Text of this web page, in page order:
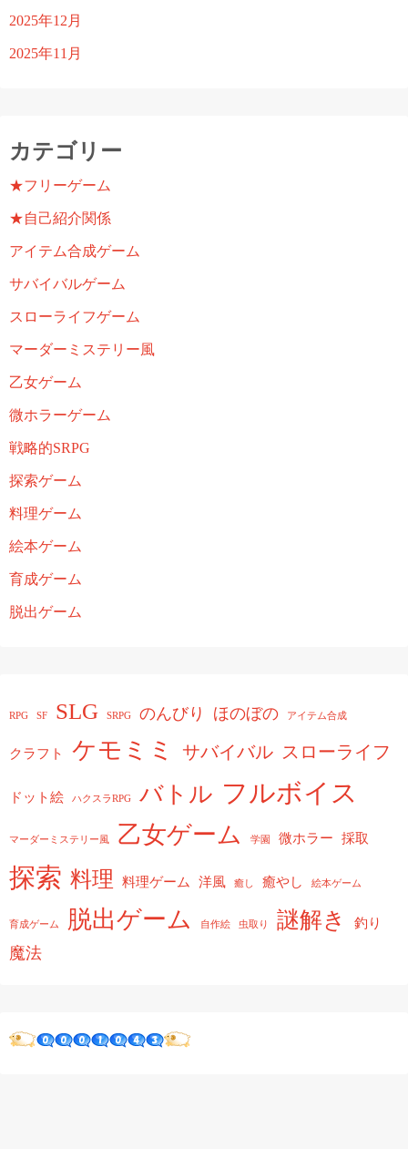
2025年12月
2025年11月
カテゴリー
★フリーゲーム
★自己紹介関係
アイテム合成ゲーム
サバイバルゲーム
スローライフゲーム
マーダーミステリー風
乙女ゲーム
微ホラーゲーム
戦略的SRPG
探索ゲーム
料理ゲーム
絵本ゲーム
育成ゲーム
脱出ゲーム
RPG SF SLG SRPG のんびり ほのぼの アイテム合成
クラフト ケモミミ サバイバル スローライフ
ドット絵 ハクスラRPG バトル フルボイス
マーダーミステリー風 乙女ゲーム 学園 微ホラー 採取
探索 料理 料理ゲーム 洋風 癒し 癒やし 絵本ゲーム
育成ゲーム 脱出ゲーム 自作絵 虫取り 謎解き 釣り
魔法